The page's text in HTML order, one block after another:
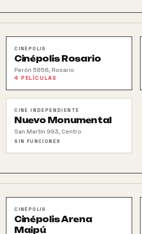
CINÉPOLIS
Cinépolis Rosario
Perón 5856, Rosario
4 PELÍCULAS
CINE INDEPENDIENTE
Nuevo Monumental
San Martín 993, Centro
SIN FUNCIONES
CINÉPOLIS
Cinépolis Arena
Maipú